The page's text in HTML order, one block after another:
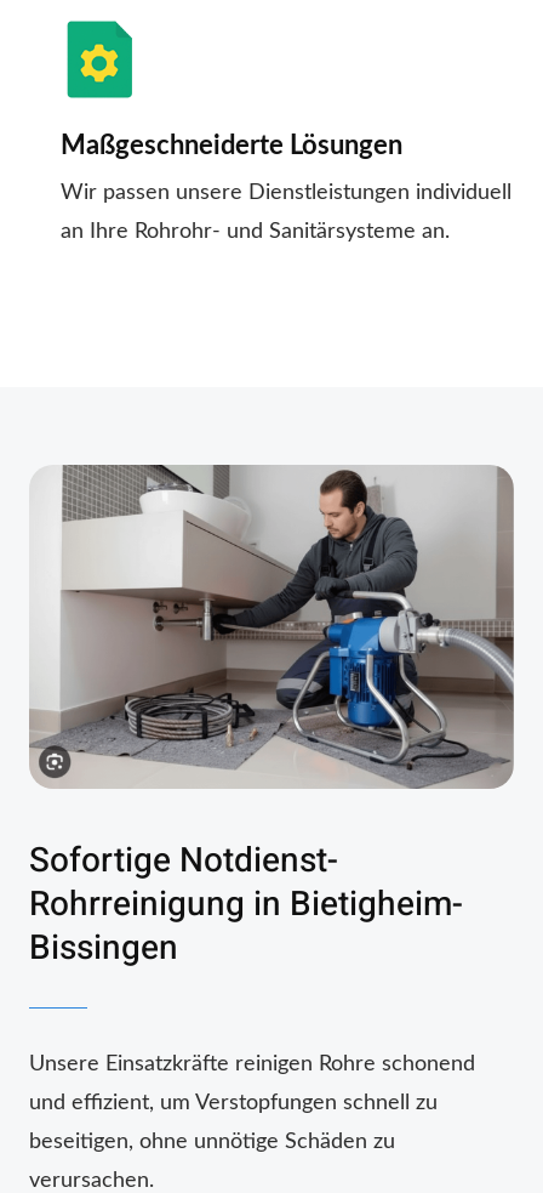
Maßgeschneiderte Lösungen
Wir passen unsere Dienstleistungen individuell
an Ihre Rohrohr- und Sanitärsysteme an.
Sofortige Notdienst-
Rohrreinigung in Bietigheim-
Bissingen
Unsere Einsatzkräfte reinigen Rohre schonend
und effizient, um Verstopfungen schnell zu
beseitigen, ohne unnötige Schäden zu
verursachen.